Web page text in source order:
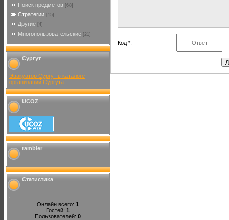
Поиск предметов [68]
Стратегии [15]
Другие [4]
Многопользовательские [21]
Сургут
Эвакуатор Сургут в каталоге
организаций Сургута
UCOZ
rambler
Статистика
Онлайн всего: 1
Гостей: 1
Пользователей: 0
Код *: